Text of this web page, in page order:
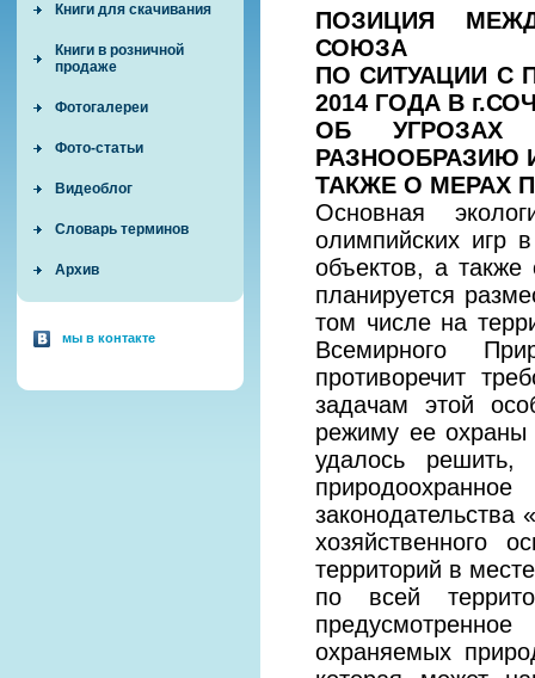
Книги для скачивания
Книги в розничной
продаже
Фотогалереи
Фото-статьи
Видеоблог
Словарь терминов
Архив
мы в контакте
ПОЗИЦИЯ
СОЮЗА
ПО СИТУАЦИИ С
2014 ГОДА В
ОБ УГРОЗАХ
РАЗНООБРАЗИЮ
ТАКЖЕ О МЕРАХ
Основная
олимпийских игр
объектов, а
планируется
том числе на
Всемирного
противоречит
задачам этой
режиму ее охраны
удалось
хозяйственного
территорий в
по всей
охраняемых